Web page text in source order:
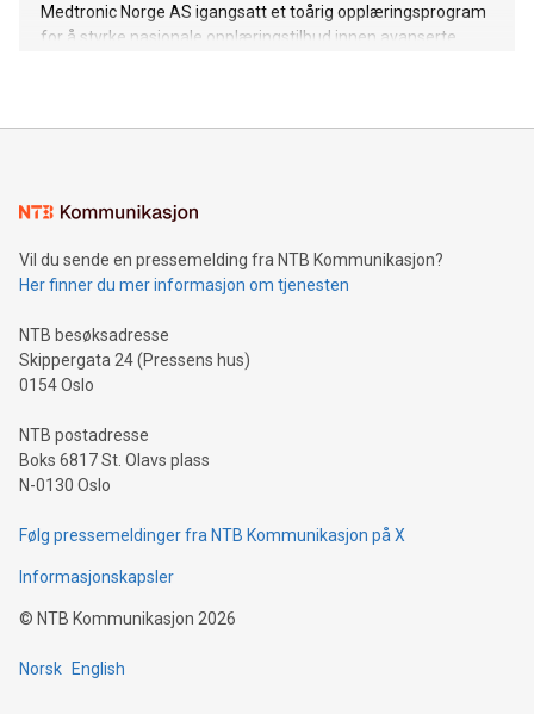
Medtronic Norge AS igangsatt et toårig opplæringsprogram
for å styrke nasjonale opplæringstilbud innen avanserte
Vil du sende en pressemelding fra NTB Kommunikasjon?
Her finner du mer informasjon om tjenesten
NTB besøksadresse
Skippergata 24 (Pressens hus)
0154 Oslo
NTB postadresse
Boks 6817 St. Olavs plass
N-0130 Oslo
Følg pressemeldinger fra NTB Kommunikasjon på X
Informasjonskapsler
© NTB Kommunikasjon 2026
Norsk English